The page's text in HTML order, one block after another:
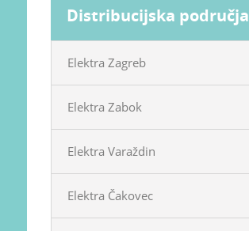
Distribucijska područja
Elektra Zagreb
Elektra Zabok
Elektra Varaždin
Elektra Čakovec